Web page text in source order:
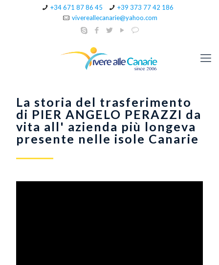
+34 671 87 86 45
+39 373 77 42 186
vivereallecanarie@yahoo.com
La storia del trasferimento
di PIER ANGELO PERAZZI da
vita all' azienda più longeva
presente nelle isole Canarie